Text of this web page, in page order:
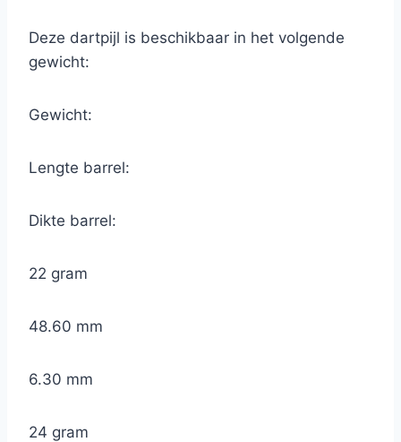
Deze dartpijl is beschikbaar in het volgende
gewicht:
Gewicht:
Lengte barrel:
Dikte barrel:
22 gram
48.60 mm
6.30 mm
24 gram